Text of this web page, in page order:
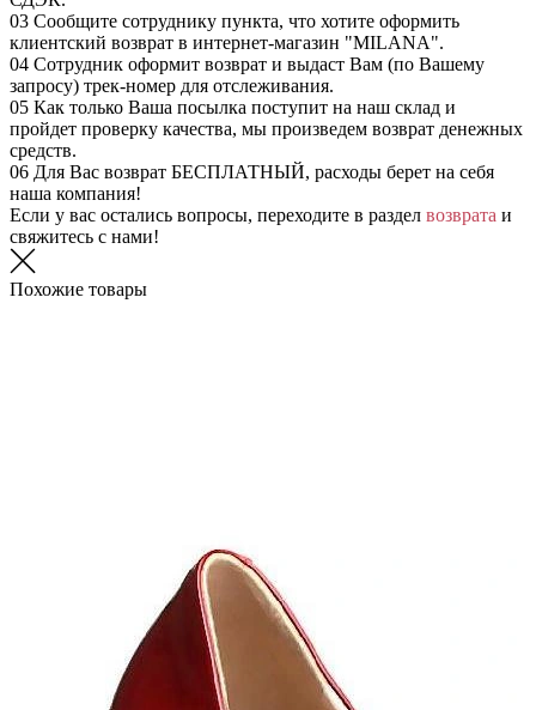
03 Сообщите сотруднику пункта, что хотите оформить
клиентский возврат в интернет-магазин "MILANA".
04 Сотрудник оформит возврат и выдаст Вам (по Вашему
запросу) трек-номер для отслеживания.
05 Как только Ваша посылка поступит на наш склад и
пройдет проверку качества, мы произведем возврат денежных
средств.
06 Для Вас возврат БЕСПЛАТНЫЙ, расходы берет на себя
наша компания!
Если у вас остались вопросы, переходите в раздел возврата и
свяжитесь с нами!
Похожие товары